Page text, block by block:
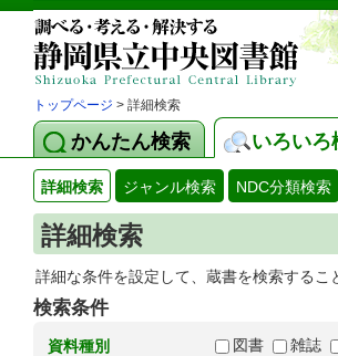
トップページ > 詳細検索
かんたん検索 いろいろ
詳細検索 ジャンル検索 NDC分類検索
詳細検索
詳細な条件を設定して、蔵書を検索する
検索条件
資料種別 図書 雑誌